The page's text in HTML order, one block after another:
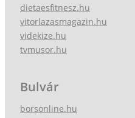
dietaesfitnesz.hu
vitorlazasmagazin.hu
videkize.hu
tvmusor.hu
Bulvár
borsonline.hu